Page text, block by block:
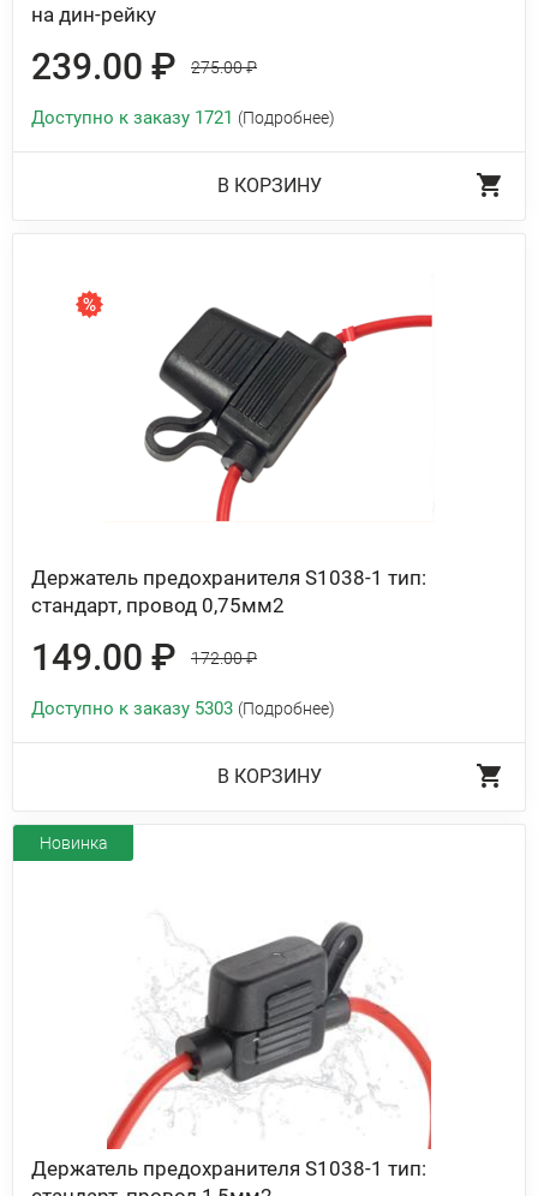
на дин-рейку
239.00 ₽ 275.00 ₽
Доступно к заказу 1721 (Подробнее)
В КОРЗИНУ
Держатель предохранителя S1038-1 тип:
стандарт, провод 0,75мм2
149.00 ₽ 172.00 ₽
Доступно к заказу 5303 (Подробнее)
В КОРЗИНУ
Держатель предохранителя S1038-1 тип:
Новинка